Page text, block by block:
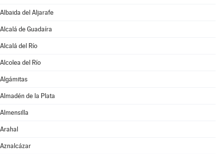
Albaida del Aljarafe
Alcalá de Guadaíra
Alcalá del Río
Alcolea del Río
Algámitas
Almadén de la Plata
Almensilla
Arahal
Aznalcázar